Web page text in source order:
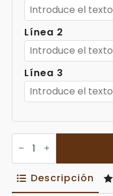
Línea 2
Línea 3
Placa
ID
Delfín
Personalizable
cantidad
Descripción